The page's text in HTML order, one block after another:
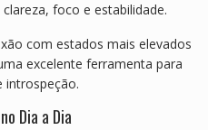
foco e estabilidade.
com estados mais elevados
excelente ferramenta para
introspeção.
Dia a Dia